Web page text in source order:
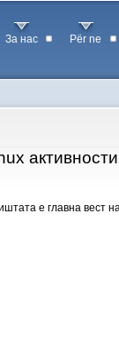
За нас Për ne
активности
е главна вест